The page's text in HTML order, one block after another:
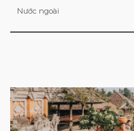
Nước ngoài